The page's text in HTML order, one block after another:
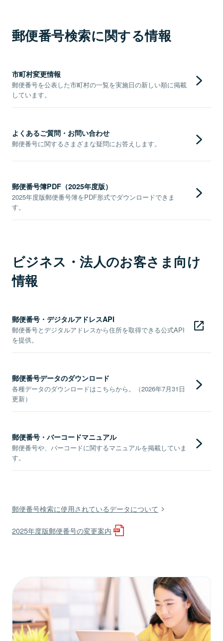
郵便番号検索に関する情報
市町村変更情報
郵便番号を公表した市町村の一覧を実施日の新しい順に掲載
しています。
よくあるご質問・お問い合わせ
郵便番号に関するさまざまな疑問にお答えします。
郵便番号簿PDF（2025年度版）
2025年度版郵便番号簿をPDF形式でダウンロードできま
す。
ビジネス・法人のお客さま向け
情報
郵便番号・デジタルアドレスAPI
郵便番号とデジタルアドレスから住所を取得できる公式API
を提供。
郵便番号データのダウンロード
各種データのダウンロードはこちらから。（2026年7月31日
更新）
郵便番号・バーコードマニュアル
郵便番号や、バーコードに関するマニュアルを掲載していま
す。
郵便番号検索に使用されているデータについて
2025年度版郵便番号の変更案内